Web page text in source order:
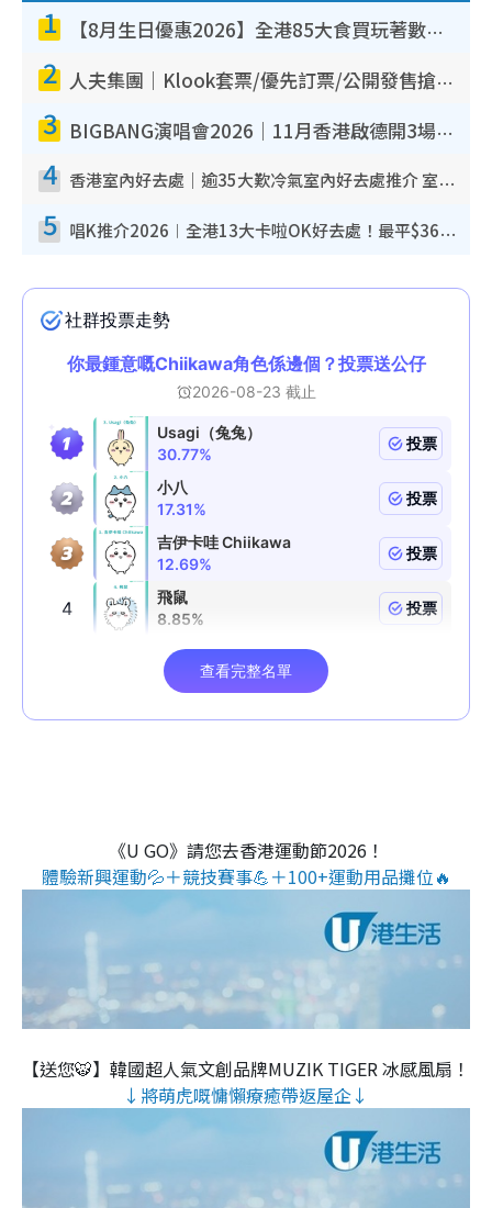
1 【8月生日優惠2026】全港85大食買玩著數攻略 自助餐/火鍋放題同行免費＋誠品/DONKI送現金券
2 人夫集團｜Klook套票/優先訂票/公開發售搶飛攻略！附票價.購票連結.場地座位表
3 BIGBANG演唱會2026｜11月香港啟德開3場！實名制VIP申請、優先購票攻略
4 香港室內好去處｜逾35大歎冷氣室內好去處推介 室內活動免費避雨無懼落雨
5 唱K推介2026︱全港13大卡啦OK好去處！最平$36起 日文K都有！(附地址+收費詳情)
《U GO》請您去香港運動節2026！
體驗新興運動💦＋競技賽事💪＋100+運動用品攤位🔥
【送您🐯】韓國超人氣文創品牌MUZIK TIGER 冰感風扇！
↓將萌虎嘅慵懶療癒帶返屋企↓